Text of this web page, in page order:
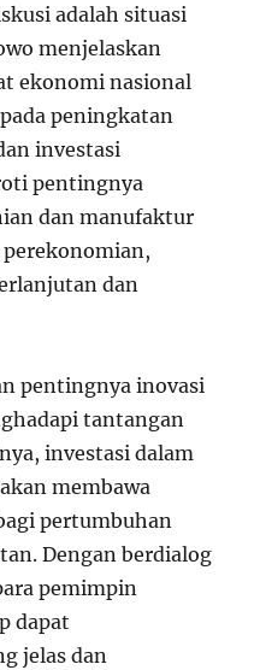
adalah situasi
menjelaskan
ekonomi nasional
peningkatan
investasi
pentingnya
dan manufaktur
dan
pentingnya inovasi
tantangan
investasi dalam
membawa
pertumbuhan
Dengan berdialog
pemimpin
dapat
jelas dan